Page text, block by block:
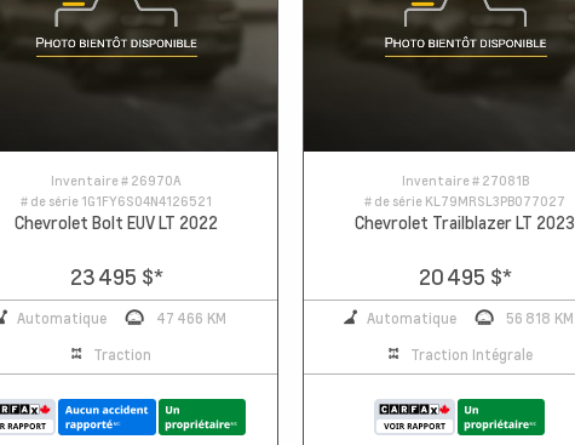
Inventaire # 26970A
# de série 1G1FY6S04N4126521
Chevrolet Bolt EUV LT 2022
23 495 $*
Automatique
47 466 KM
Traction
Inventaire # 27081B
# de série KL79MRSL3PB077027
Chevrolet Trailblazer LT 2023
20 495 $*
Automatique
56 818 KM
Traction Intégrale